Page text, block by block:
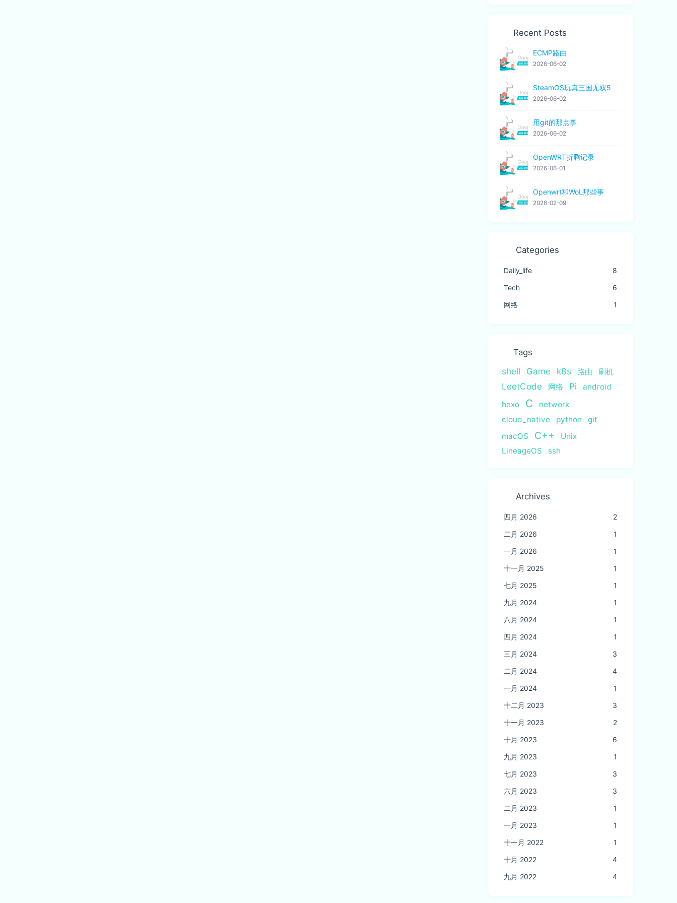
Recent Posts
ECMP路由
2026-06-02
SteamOS玩真三国无双5
2026-06-02
用git的那点事
2026-06-02
OpenWRT折腾记录
2026-06-01
Openwrt和WoL那些事
2026-02-09
Categories
Daily_life
8
Tech
6
网络
1
Tags
shell Game k8s 路由 刷机
LeetCode 网络 Pi
android
hexo
C
network
cloud_native
python
git
macOS
C++
Unix
LineageOS
ssh
Archives
四月 2026
2
二月 2026
1
一月 2026
1
十一月 2025
1
七月 2025
1
九月 2024
1
八月 2024
1
四月 2024
1
三月 2024
3
二月 2024
4
一月 2024
1
十二月 2023
3
十一月 2023
2
十月 2023
6
九月 2023
1
七月 2023
3
六月 2023
3
二月 2023
1
一月 2023
1
十一月 2022
1
十月 2022
4
九月 2022
4